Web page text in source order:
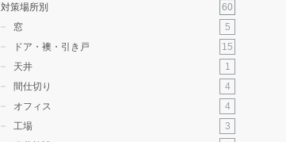
対策場所別
60
窓
5
ドア・襖・引き戸
15
天井
1
間仕切り
4
オフィス
4
工場
3